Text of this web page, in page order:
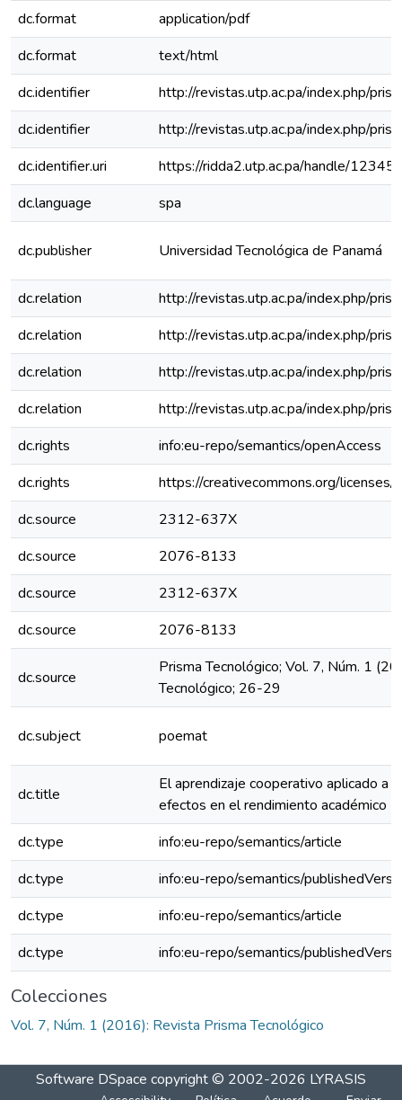
dc.format
application/pdf
dc.format
text/html
dc.identifier
http://revistas.utp.ac.pa/index.php/
dc.identifier
http://revistas.utp.ac.pa/index.php/
dc.identifier.uri
https://ridda2.utp.ac.pa/handle/
dc.language
spa
dc.publisher Universidad Tecnológica de Panamá
dc.relation
http://revistas.utp.ac.pa/index.php/
dc.relation
http://revistas.utp.ac.pa/index.php/
dc.relation
http://revistas.utp.ac.pa/index.php/
dc.relation
http://revistas.utp.ac.pa/index.php/
dc.rights
info:eu-repo/semantics/openAccess
dc.rights
https://creativecommons.org/
dc.source
2312-637X
dc.source
2076-8133
dc.source
2312-637X
dc.source
2076-8133
dc.source
Prisma Tecnológico; Vol. 7, Núm. 1
Tecnológico; 26-29
dc.subject poemat
dc.title
El aprendizaje cooperativo aplicado a
efectos en el rendimiento académico
dc.type
info:eu-repo/semantics/article
dc.type
info:eu-repo/semantics/
dc.type
info:eu-repo/semantics/article
dc.type
info:eu-repo/semantics/
Colecciones
Vol. 7, Núm. 1 (2016): Revista Prisma Tecnológico
Software DSpace copyright © 2002-2026 LYRASIS